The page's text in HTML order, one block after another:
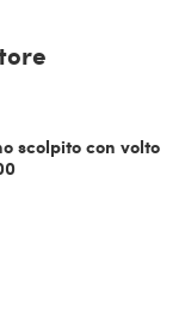
scolpito con volto